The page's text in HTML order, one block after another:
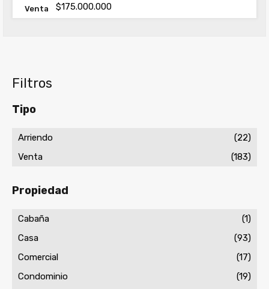
Venta $175.000.000
Filtros
Tipo
Arriendo
(22)
Venta
(183)
Propiedad
Cabaña
(1)
Casa
(93)
Comercial
(17)
Condominio
(19)